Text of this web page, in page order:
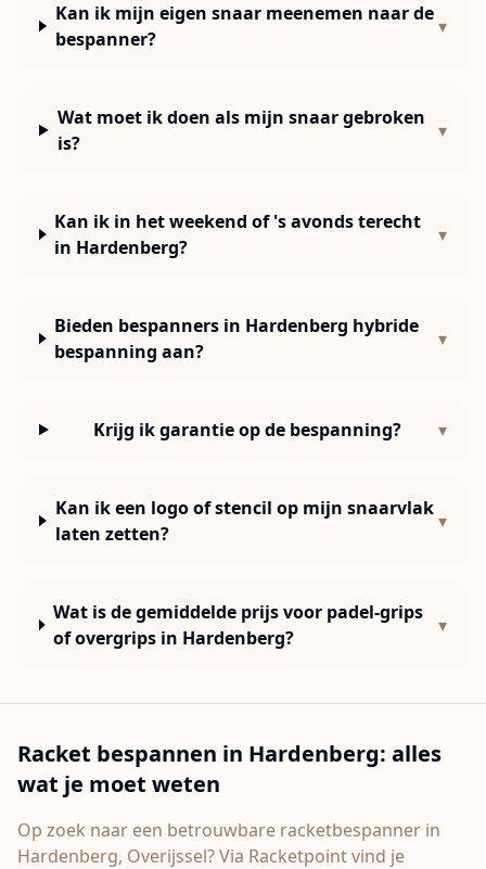
Kan ik mijn eigen snaar meenemen naar de
bespanner?
▾
Wat moet ik doen als mijn snaar gebroken
is?
▾
Kan ik in het weekend of 's avonds terecht
in Hardenberg?
▾
Bieden bespanners in Hardenberg hybride
bespanning aan?
▾
Krijg ik garantie op de bespanning? ▾
Kan ik een logo of stencil op mijn snaarvlak
laten zetten?
▾
Wat is de gemiddelde prijs voor padel-grips
of overgrips in Hardenberg?
▾
Racket bespannen in Hardenberg: alles
wat je moet weten
Op zoek naar een betrouwbare racketbespanner in
Hardenberg, Overijssel? Via Racketpoint vind je